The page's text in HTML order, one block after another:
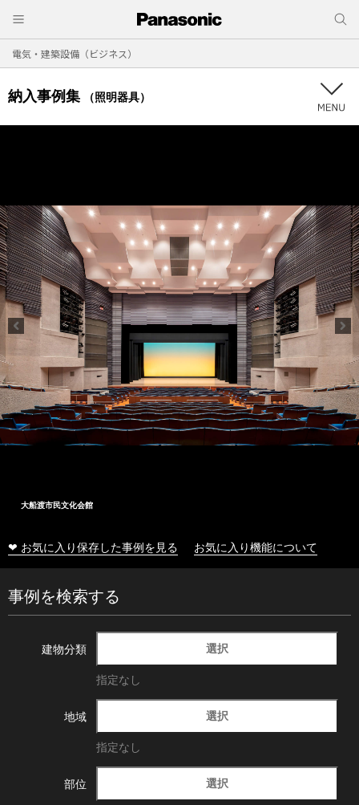
電気・建築設備（ビジネス）
納入事例集 （照明器具）
大船渡市民文化会館
❤ お気に入り保存した事例を見る お気に入り機能について
事例を検索する
建物分類 選択
指定なし
地域 選択
指定なし
部位 選択